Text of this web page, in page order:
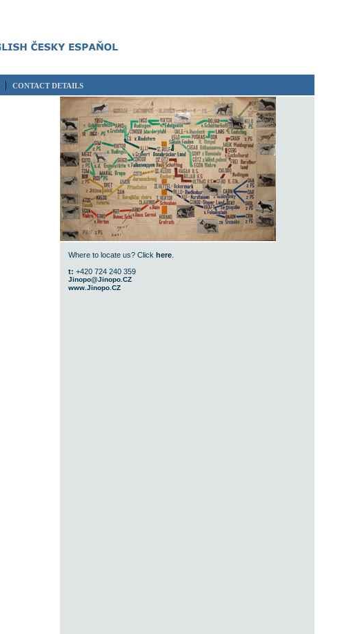
| CONTACT DETAILS
Where to locate us? Click here
t: +420 724 240 359
Jinopo@Jinopo.CZ
www.Jinopo.CZ